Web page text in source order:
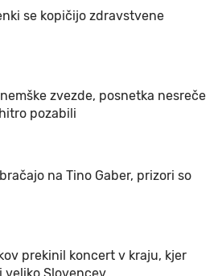
se kopičijo zdravstvene
zvezde, posnetka nesreče
pozabili
na Tino Gaber, prizori so
prekinil koncert v kraju, kjer
Slovencev